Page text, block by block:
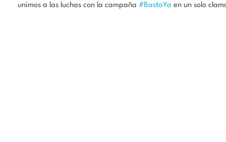
unimos a las luchas con la campaña #BastaYa en un solo